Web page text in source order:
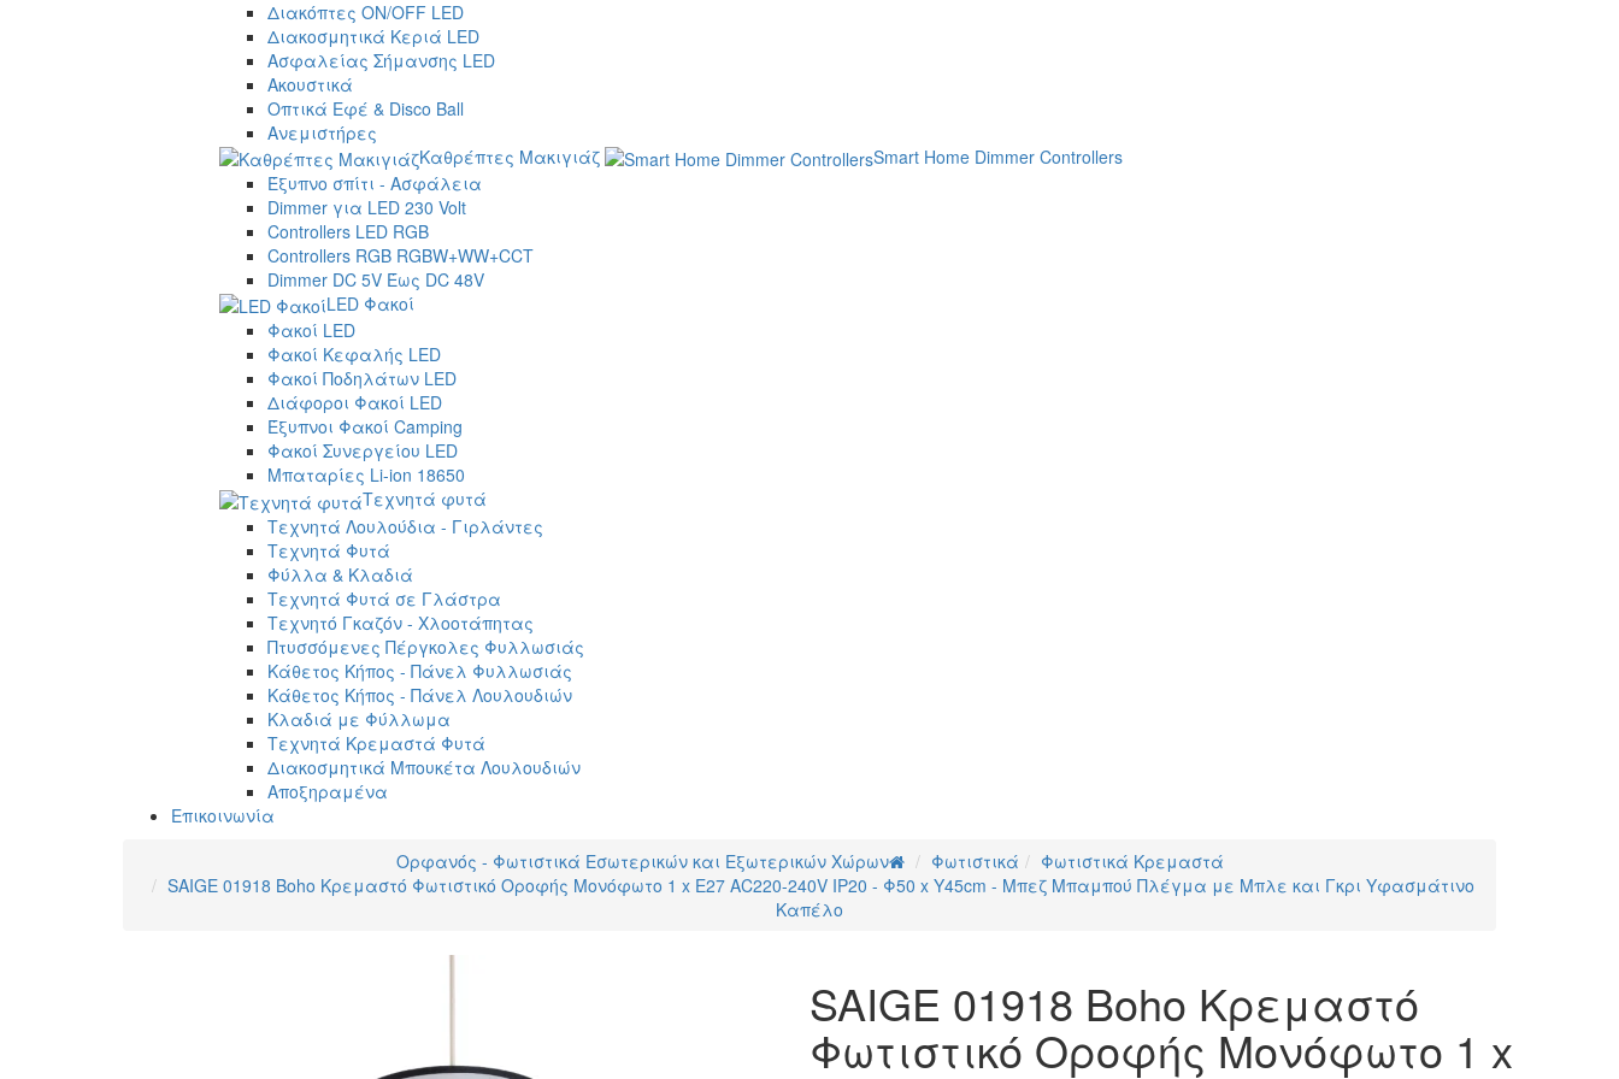
Διακόπτες ON/OFF LED
Διακοσμητικά Κεριά LED
Ασφαλείας Σήμανσης LED
Ακουστικά
Οπτικά Εφέ & Disco Ball
Ανεμιστήρες
Καθρέπτες Μακιγιάζ
Smart Home Dimmer Controllers
Έξυπνο σπίτι - Ασφάλεια
Dimmer για LED 230 Volt
Controllers LED RGB
Controllers RGB RGBW+WW+CCT
Dimmer DC 5V Έως DC 48V
LED Φακοί
Φακοί LED
Φακοί Κεφαλής LED
Φακοί Ποδηλάτων LED
Διάφοροι Φακοί LED
Έξυπνοι Φακοί Camping
Φακοί Συνεργείου LED
Μπαταρίες Li-ion 18650
Τεχνητά φυτά
Τεχνητά Λουλούδια - Γιρλάντες
Τεχνητά Φυτά
Φύλλα & Κλαδιά
Τεχνητά Φυτά σε Γλάστρα
Τεχνητό Γκαζόν - Χλοοτάπητας
Πτυσσόμενες Πέργκολες Φυλλωσιάς
Κάθετος Κήπος - Πάνελ Φυλλωσιάς
Κάθετος Κήπος - Πάνελ Λουλουδιών
Κλαδιά με Φύλλωμα
Τεχνητά Κρεμαστά Φυτά
Διακοσμητικά Μπουκέτα Λουλουδιών
Αποξηραμένα
Επικοινωνία
Ορφανός - Φωτιστικά Εσωτερικών και Εξωτερικών Χώρων
Φωτιστικά
Φωτιστικά Κρεμαστά
SAIGE 01918 Boho Κρεμαστό Φωτιστικό Οροφής Μονόφωτο 1 x E27 AC220-240V IP20 - Φ50 x Υ45cm - Μπεζ Μπαμπού Πλέγμα με Μπλε και Γκρι Υφασμάτινο
Καπέλο
SAIGE 01918 Boho Κρεμαστό
Φωτιστικό Οροφής Μονόφωτο 1 x